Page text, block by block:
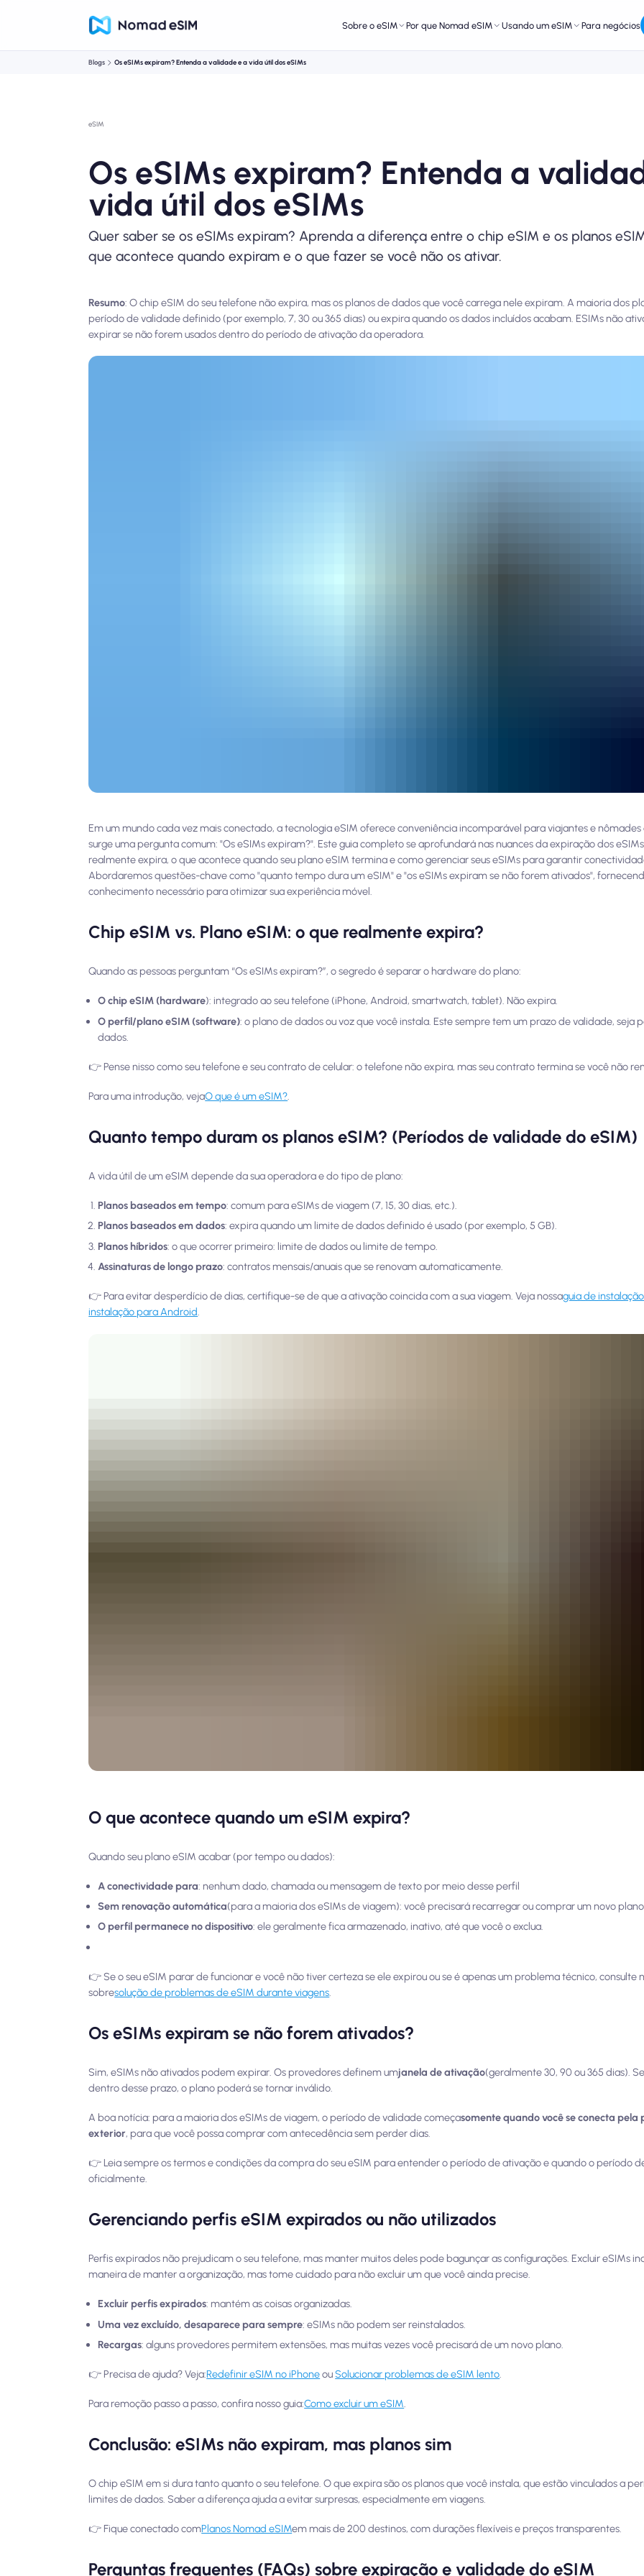
Sobre o eSIM Por que Nomad eSIM Usando um eSIM Para negócios
Blogs Os eSIMs expiram? Entenda a validade e a vida útil dos eSIMs
eSIM
Os eSIMs expiram? Entenda a
vida útil dos eSIMs
Quer saber se os eSIMs expiram? Aprenda a diferença entre o chip eSIM e os planos
que acontece quando expiram e o que fazer se você não os ativar.
Resumo: O chip eSIM do seu telefone não expira, mas os planos de dados que você carrega nele expiram. A maioria dos
período de validade definido (por exemplo, 7, 30 ou 365 dias) ou expira quando os dados incluídos acabam. ESIMs não
expirar se não forem usados dentro do período de ativação da operadora.
Em um mundo cada vez mais conectado, a tecnologia eSIM oferece conveniência incomparável para viajantes e
surge uma pergunta comum: "Os eSIMs expiram?". Este guia completo se aprofundará nas nuances da expiração dos
realmente expira, o que acontece quando seu plano eSIM termina e como gerenciar seus eSIMs para garantir
Abordaremos questões-chave como "quanto tempo dura um eSIM" e "os eSIMs expiram se não forem ativados",
conhecimento necessário para otimizar sua experiência móvel.
Chip eSIM vs. Plano eSIM: o que realmente expira?
Quando as pessoas perguntam “Os eSIMs expiram?”, o segredo é separar o hardware do plano:
O chip eSIM (hardware): integrado ao seu telefone (iPhone, Android, smartwatch, tablet). Não expira.
O perfil/plano eSIM (software): o plano de dados ou voz que você instala. Este sempre tem um prazo de validade, seja
dados.
👉 Pense nisso como seu telefone e seu contrato de celular: o telefone não expira, mas seu contrato termina se você não
Para uma introdução, vejaO que é um eSIM?.
Quanto tempo duram os planos eSIM? (Períodos de validade do eSIM)
A vida útil de um eSIM depende da sua operadora e do tipo de plano:
Planos baseados em tempo: comum para eSIMs de viagem (7, 15, 30 dias, etc.).
Planos baseados em dados: expira quando um limite de dados definido é usado (por exemplo, 5 GB).
Planos híbridos: o que ocorrer primeiro: limite de dados ou limite de tempo.
Assinaturas de longo prazo: contratos mensais/anuais que se renovam automaticamente.
👉 Para evitar desperdício de dias, certifique-se de que a ativação coincida com a sua viagem. Veja nossaguia de
instalação para Android.
O que acontece quando um eSIM expira?
Quando seu plano eSIM acabar (por tempo ou dados):
A conectividade para: nenhum dado, chamada ou mensagem de texto por meio desse perfil
Sem renovação automática(para a maioria dos eSIMs de viagem): você precisará recarregar ou comprar um novo
O perfil permanece no dispositivo: ele geralmente fica armazenado, inativo, até que você o exclua.
👉 Se o seu eSIM parar de funcionar e você não tiver certeza se ele expirou ou se é apenas um problema técnico, consulte
sobresolução de problemas de eSIM durante viagens.
Os eSIMs expiram se não forem ativados?
Sim, eSIMs não ativados podem expirar. Os provedores definem umjanela de ativação(geralmente 30, 90 ou 365 dias).
dentro desse prazo, o plano poderá se tornar inválido.
A boa notícia: para a maioria dos eSIMs de viagem, o período de validade começasomente quando você se conecta pela
exterior, para que você possa comprar com antecedência sem perder dias.
👉 Leia sempre os termos e condições da compra do seu eSIM para entender o período de ativação e quando o período
oficialmente.
Gerenciando perfis eSIM expirados ou não utilizados
Perfis expirados não prejudicam o seu telefone, mas manter muitos deles pode bagunçar as configurações. Excluir eSIMs
maneira de manter a organização, mas tome cuidado para não excluir um que você ainda precise.
Excluir perfis expirados: mantém as coisas organizadas.
Uma vez excluído, desaparece para sempre: eSIMs não podem ser reinstalados.
Recargas: alguns provedores permitem extensões, mas muitas vezes você precisará de um novo plano.
👉 Precisa de ajuda? Veja:Redefinir eSIM no iPhoneouSolucionar problemas de eSIM lento.
Para remoção passo a passo, confira nosso guia:Como excluir um eSIM.
Conclusão: eSIMs não expiram, mas planos sim
O chip eSIM em si dura tanto quanto o seu telefone. O que expira são os planos que você instala, que estão vinculados a
limites de dados. Saber a diferença ajuda a evitar surpresas, especialmente em viagens.
👉 Fique conectado comPlanos Nomad eSIMem mais de 200 destinos, com durações flexíveis e preços transparentes.
Perguntas frequentes (FAQs) sobre expiração e validade do eSIM